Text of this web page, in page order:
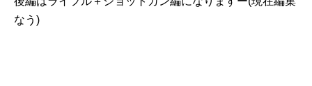
なう)